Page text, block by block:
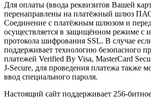
Для оплаты (ввода реквизитов Вашей
перенаправлены на платёжный шлюз
Соединение с платёжным шлюзом и
осуществляется в защищённом режиме с
протокола шифрования SSL. В случае
поддерживает технологию безопасного
платежей Verified By Visa, MasterCard
J-Secure, для проведения платежа также
ввод специального пароля.
Настоящий сайт поддерживает 256-